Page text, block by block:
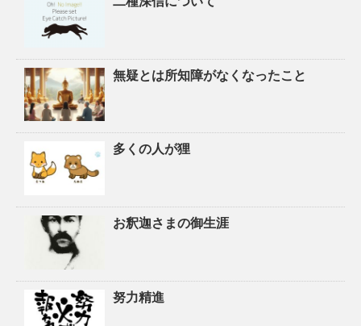
無疑とは所知障がなくなったこと
多くの人が狸
お釈迦さまの御生涯
努力精進